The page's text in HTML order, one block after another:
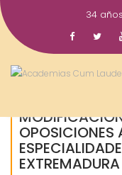
Saltar
al
contenido
34
Abr
OPOSICIONES
EXTREMADURA